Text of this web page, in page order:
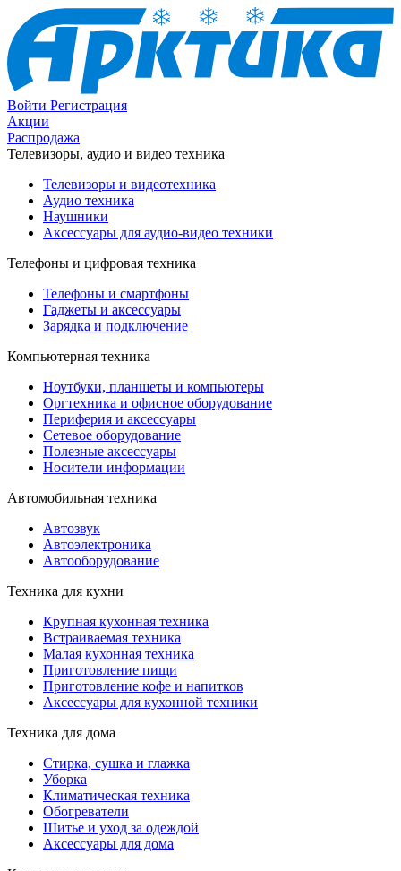
Войти Регистрация
Акции
Распродажа
Телевизоры, аудио и видео техника
Телевизоры и видеотехника
Аудио техника
Наушники
Аксессуары для аудио-видео техники
Телефоны и цифровая техника
Телефоны и смартфоны
Гаджеты и аксессуары
Зарядка и подключение
Компьютерная техника
Ноутбуки, планшеты и компьютеры
Оргтехника и офисное оборудование
Периферия и аксессуары
Cетевое оборудование
Полезные аксессуары
Носители информации
Автомобильная техника
Автозвук
Автоэлектроника
Автооборудование
Техника для кухни
Крупная кухонная техника
Встраиваемая техника
Малая кухонная техника
Приготовление пищи
Приготовление кофе и напитков
Аксессуары для кухонной техники
Техника для дома
Стирка, сушка и глажка
Уборка
Климатическая техника
Обогреватели
Шитье и уход за одеждой
Аксессуары для дома